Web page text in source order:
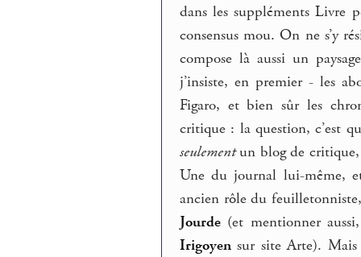
dans les suppléments Livre
consensus mou. On ne s’y
compose là aussi un
j’insiste, en premier - les
Figaro, et bien sûr les
critique : la question, c’est
seulementun blog de critique,
Une du journal lui-même,
ancien rôle du
Jourde (et mentionner
Irigoyen sur site Arte).